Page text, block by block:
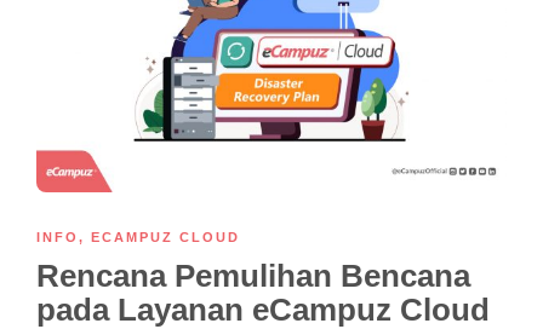
INFO , ECAMPUZ CLOUD
Rencana Pemulihan Bencana
pada Layanan eCampuz Cloud